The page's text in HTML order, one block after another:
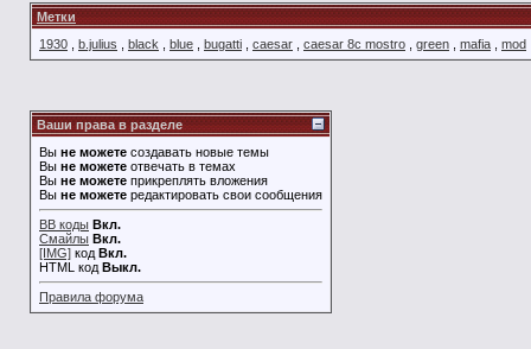
Метки
1930
b.julius black blue bugatti caesar caesar 8c mostro green mafia mod
Ваши права в разделе
Вы не можете создавать новые темы
Вы не можете отвечать в темах
Вы не можете прикреплять вложения
Вы не можете редактировать свои сообщения
BB коды Вкл.
Смайлы Вкл.
[IMG] код Вкл.
HTML код Выкл.
Правила форума